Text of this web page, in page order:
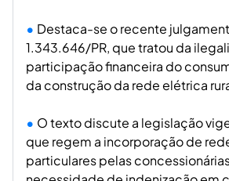
Destaca-se o recente
1.343.646/PR, que tratou da
participação financeira do
da construção da rede elétrica
O texto discute a legislação
que regem a incorporação de
particulares pelas